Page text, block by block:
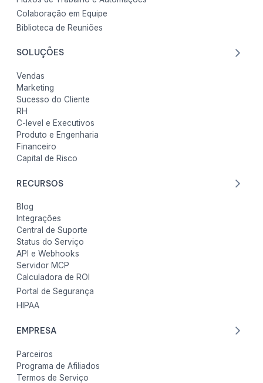
Colaboração em Equipe
Biblioteca de Reuniões
SOLUÇÕES
Vendas
Marketing
Sucesso do Cliente
RH
C-level e Executivos
Produto e Engenharia
Financeiro
Capital de Risco
RECURSOS
Blog
Integrações
Central de Suporte
Status do Serviço
API e Webhooks
Servidor MCP
Calculadora de ROI
Portal de Segurança
HIPAA
EMPRESA
Parceiros
Programa de Afiliados
Termos de Serviço